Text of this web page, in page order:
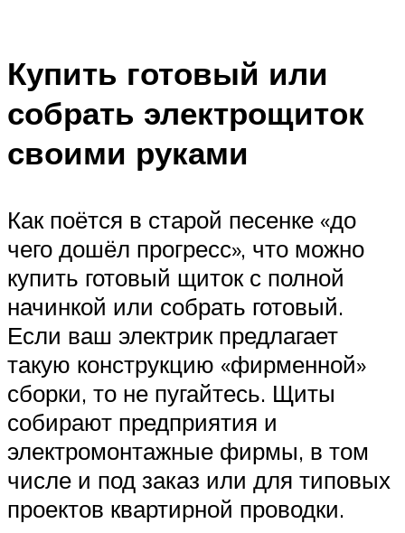
Купить готовый или
собрать электрощиток
своими руками
Как поётся в старой песенке «до
чего дошёл прогресс», что можно
купить готовый щиток с полной
начинкой или собрать готовый.
Если ваш электрик предлагает
такую конструкцию «фирменной»
сборки, то не пугайтесь. Щиты
собирают предприятия и
электромонтажные фирмы, в том
числе и под заказ или для типовых
проектов квартирной проводки.